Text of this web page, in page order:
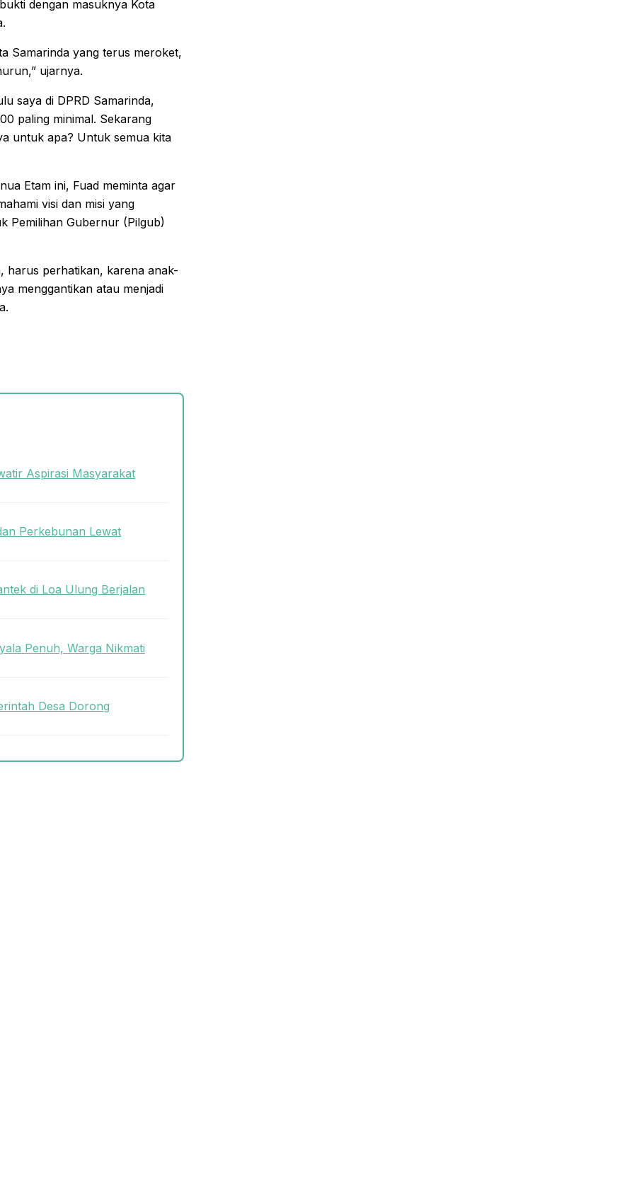
dengan masuknya Kota
Samarinda yang terus meroket,
ujarnya.
saya di DPRD Samarinda,
paling minimal. Sekarang
untuk apa? Untuk semua kita
Etam ini, Fuad meminta agar
visi dan misi yang
Pemilihan Gubernur (Pilgub)
harus perhatikan, karena anak-
menggantikan atau menjadi
Aspirasi Masyarakat
Perkebunan Lewat
di Loa Ulung Berjalan
Penuh, Warga Nikmati
Desa Dorong